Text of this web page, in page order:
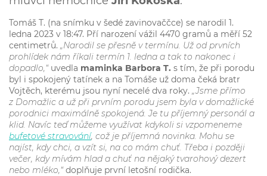
Tomáš T. (na snímku v šedé zavinovaččce) se narodil 1.
ledna 2023 v 18:47. Pří narození vážil 4470 gramů a měří 52
centimetrů. „Narodil se přesně v termínu. Už od prvních
prohlídek nám říkali termín 1. ledna a tak to nakonec i
dopadlo,“uvedla maminka Barbora T. s tím, že při porodu
byl i spokojený tatínek a na Tomáše už doma čeká bratr
Vojtěch, kterému jsou nyní necelé dva roky. „Jsme přímo
z Domažlic a už při prvním porodu jsem byla v domažlické
porodnici maximálně spokojená. Je tu příjemný personál a
klid. Navíc teď můžeme využívat kdykoli si vzpomeneme
bufetové stravování, což je příjemná novinka. Mohu se
najíst, kdy chci, a vzít si, na co mám chuť. Třeba i později
večer, kdy mívám hlad a chuť na nějaký tvarohový dezert
nebo mléko,“doplňuje první letošní rodička.